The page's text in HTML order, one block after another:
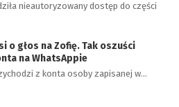
nieautoryzowany dostęp do części
o głos na Zofię. Tak oszuści
na WhatsAppie
z konta osoby zapisanej w…